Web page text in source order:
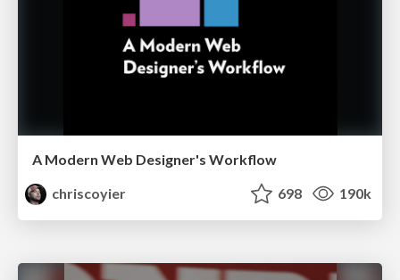
A Modern Web Designer's Workflow
chriscoyier
698 190k